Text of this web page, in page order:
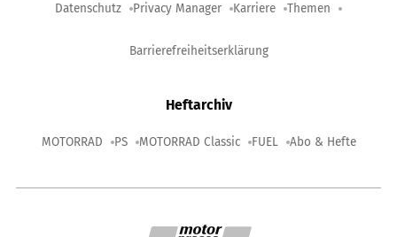
Datenschutz Privacy Manager Karriere Themen
Barrierefreiheitserklärung
Heftarchiv
MOTORRAD PS MOTORRAD Classic FUEL Abo & Hefte